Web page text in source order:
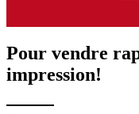
Pour vendre
impression!